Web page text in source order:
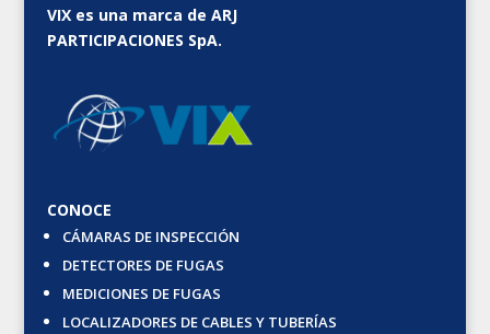
VIX es una marca de ARJ
PARTICIPACIONES SpA.
CONOCE
CÁMARAS DE INSPECCIÓN
DETECTORES DE FUGAS
MEDICIONES DE FUGAS
LOCALIZADORES DE CABLES Y TUBERÍAS